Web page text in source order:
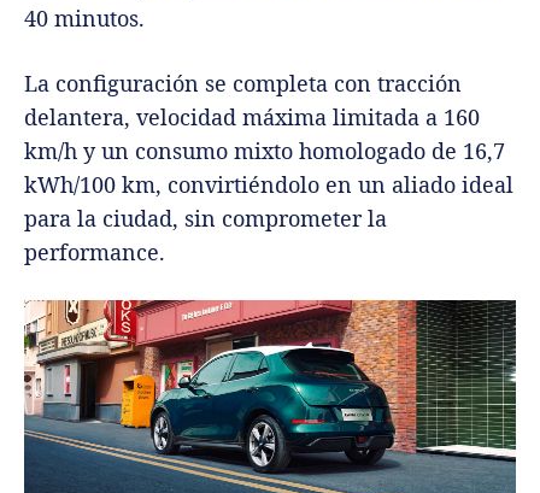
40 minutos.
La configuración se completa con tracción
delantera, velocidad máxima limitada a 160
km/h y un consumo mixto homologado de 16,7
kWh/100 km, convirtiéndolo en un aliado ideal
para la ciudad, sin comprometer la
performance.